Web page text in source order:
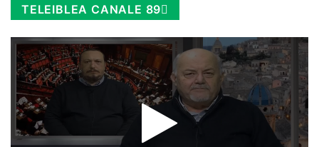
TELEIBLEA CANALE 89